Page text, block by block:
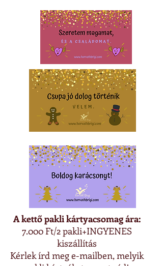
A kettő pakli kártyacsomag ára:
7.000 Ft/2 pakli+INGYENES
kiszállítás
Kérlek írd meg e-mailben, melyik